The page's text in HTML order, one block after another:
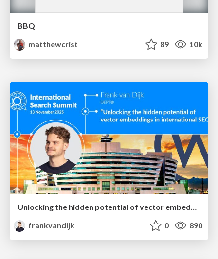
BBQ
matthewcrist
89 10k
frankvandijk
0 890